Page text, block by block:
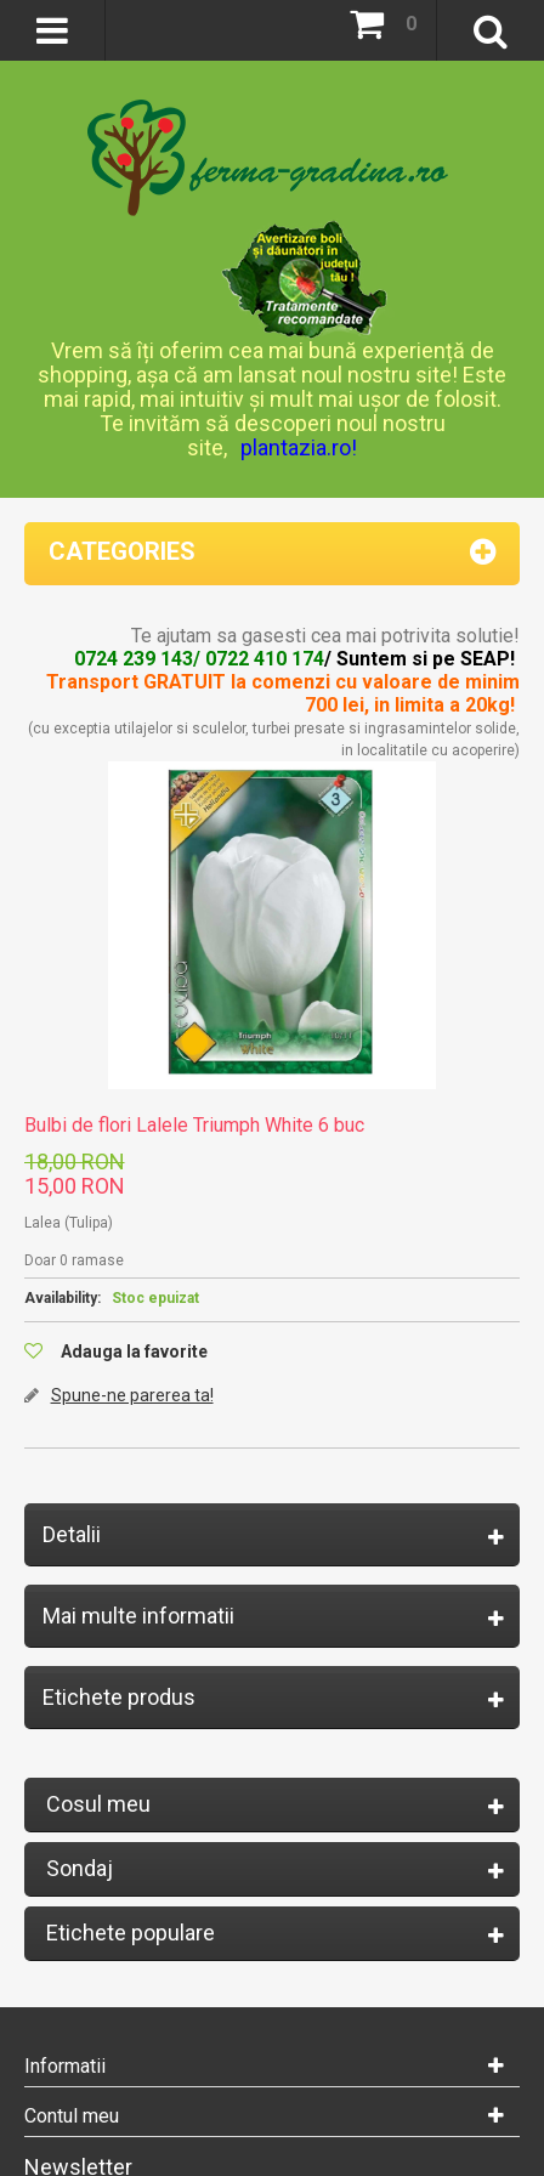
0
Vrem să îți oferim cea mai bună experiență de
shopping, așa că am lansat noul nostru site! Este
mai rapid, mai intuitiv și mult mai ușor de folosit.
Te invităm să descoperi noul nostru
site, plantazia.ro!
CATEGORIES
Te ajutam sa gasesti cea mai potrivita solutie!
0724 239 143/ 0722 410 174/ Suntem si pe SEAP!
Transport GRATUIT la comenzi cu valoare de minim
700 lei, in limita a 20kg!
(cu exceptia utilajelor si sculelor, turbei presate si ingrasamintelor solide,
in localitatile cu acoperire)
Bulbi de flori Lalele Triumph White 6 buc
18,00 RON
15,00 RON
Lalea (Tulipa)
Doar 0 ramase
Availability: Stoc epuizat
Adauga la favorite
Spune-ne parerea ta!
Detalii
Mai multe informatii
Etichete produs
Cosul meu
Sondaj
Etichete populare
Informatii
Contul meu
Newsletter